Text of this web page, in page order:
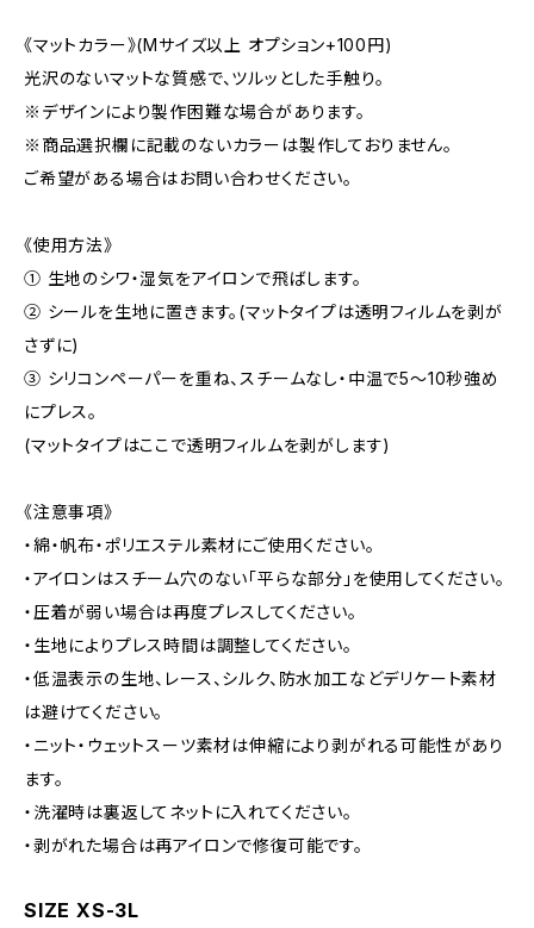
《マットカラー》(Mサイズ以上 オプション+100円)
光沢のないマットな質感で、ツルッとした手触り。
※デザインにより製作困難な場合があります。
※商品選択欄に記載のないカラーは製作しておりません。
ご希望がある場合はお問い合わせください。
《使用方法》
① 生地のシワ・湿気をアイロンで飛ばします。
② シールを生地に置きます。(マットタイプは透明フィルムを剥が
さずに)
③ シリコンペーパーを重ね、スチームなし・中温で5〜10秒強め
にプレス。
(マットタイプはここで透明フィルムを剥がします)
《注意事項》
・綿・帆布・ポリエステル素材にご使用ください。
・アイロンはスチーム穴のない「平らな部分」を使用してください。
・圧着が弱い場合は再度プレスしてください。
・生地によりプレス時間は調整してください。
・低温表示の生地、レース、シルク、防水加工などデリケート素材
は避けてください。
・ニット・ウェットスーツ素材は伸縮により剥がれる可能性があり
ます。
・洗濯時は裏返してネットに入れてください。
・剥がれた場合は再アイロンで修復可能です。
SIZE XS-3L